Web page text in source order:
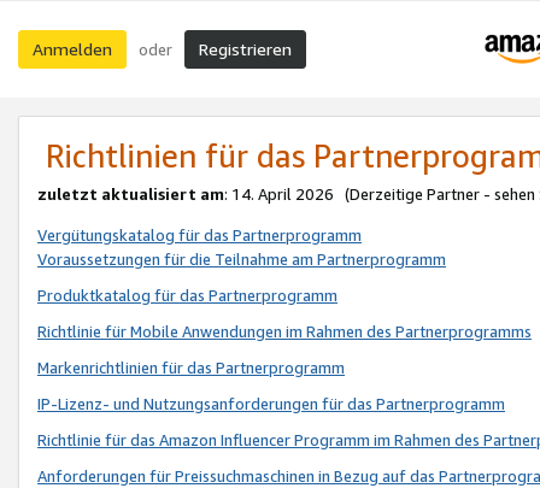
Anmelden oder Registrieren
Richtlinien für das
zuletzt aktualisiert am: 14. April 2026 (Derzeitige Partner - sehen
Vergütungskatalog für das Partnerprogramm
Voraussetzungen für die Teilnahme am Partnerprogramm
Produktkatalog für das Partnerprogramm
Richtlinie für Mobile Anwendungen im Rahmen des Partnerprogramms
Markenrichtlinien für das Partnerprogramm
IP-Lizenz- und Nutzungsanforderungen für das Partnerprogramm
Richtlinie für das Amazon Influencer Programm im Rahmen des
Anforderungen für Preissuchmaschinen in Bezug auf das